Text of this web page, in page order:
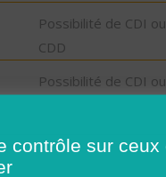
Possibilité de CDI ou
CDD
Possibilité de CDI ou
contrôle sur ceux